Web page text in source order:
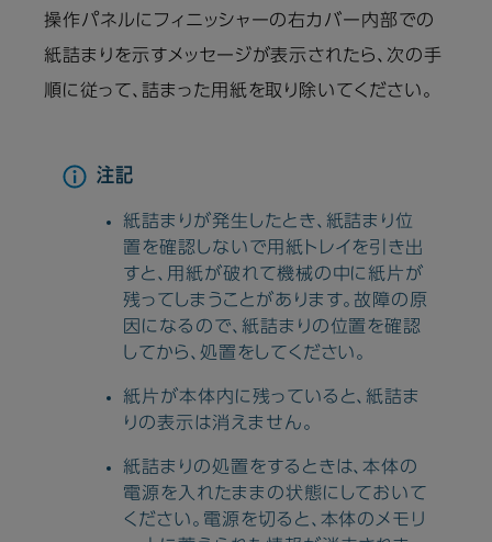
操作パネルにフィニッシャーの右カバー内部での
紙詰まりを示すメッセージが表示されたら、次の手
順に従って、詰まった用紙を取り除いてください。
注記
紙詰まりが発生したとき、紙詰まり位
置を確認しないで用紙トレイを引き出
すと、用紙が破れて機械の中に紙片が
残ってしまうことがあります。故障の原
因になるので、紙詰まりの位置を確認
してから、処置をしてください。
紙片が本体内に残っていると、紙詰ま
りの表示は消えません。
紙詰まりの処置をするときは、本体の
電源を入れたままの状態にしておいて
ください。電源を切ると、本体のメモリ